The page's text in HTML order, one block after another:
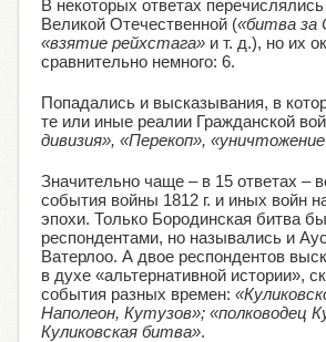
В некоторых ответах
Великой Отечественной («битва за
«взятие рейхстага» и т. д.), но их
сравнительно немного: 6.
Попадались и высказывания, в
те или иные реалии Гражданской
дивизия», «Перекоп»,
Значительно чаще – в 15 ответах –
события войны 1812 г. и иных войн
эпохи. Только Бородинская битва
респондентами, но назывались и
Ватерлоо. А двое респондентов
в духе «альтернативной истории»,
события разных времен:
Наполеон, Кутузов»; «полководец
Куликовская битва».